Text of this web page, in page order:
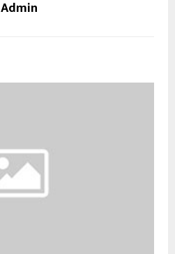
Admin